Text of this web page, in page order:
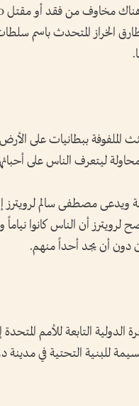
الملفوفة ببطانيات على
ليتعرف الناس على
ويدعى مصطفى سالم لرويترز
دون أن يجد أحداً منهم.
للبنية التحتية في مدينة